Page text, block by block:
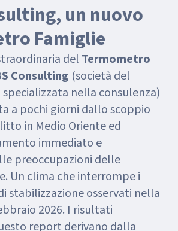
un nuovo
Famiglie
del Termometro
Consulting (società del
nella consulenza)
a pochi giorni dallo scoppio
in Medio Oriente ed
immediato e
preoccupazioni delle
Un clima che interrompe i
stabilizzazione osservati nella
2026. I risultati
report derivano dalla